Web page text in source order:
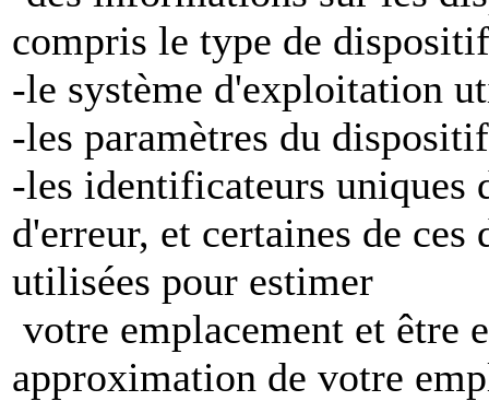
compris le type de dispositif
-le système d'exploitation
-les paramètres du dispositif
-les identificateurs uniques
d'erreur, et certaines de
utilisées pour estimer
votre emplacement et être
approximation de votre